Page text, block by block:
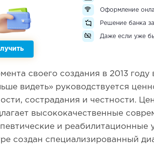
Оформление
Решение банка за
Даже если уже
своего создания в 2013
видеть» руководствуется
сострадания и честности.
высококачественные
и реабилитационные
создан специализированный